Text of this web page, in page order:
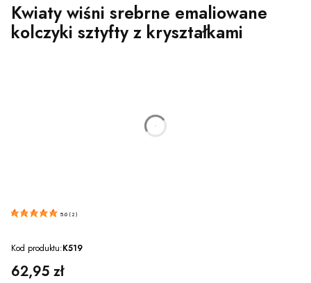
Kwiaty wiśni srebrne emaliowane
kolczyki sztyfty z kryształkami
godzin
5.0 ( 2 )
Kod produktu:K519
Cena
62,95 zł